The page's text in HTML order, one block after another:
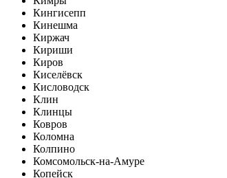
Кингисепп
Кинешма
Киржач
Кириши
Киров
Киселёвск
Кисловодск
Клин
Клинцы
Ковров
Коломна
Колпино
Комсомольск-на-Амуре
Копейск